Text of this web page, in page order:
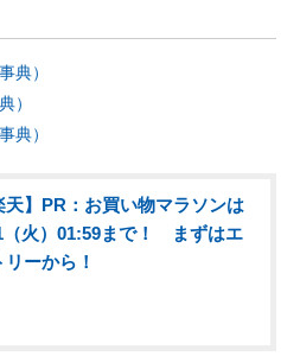
典）
）
典）
天】PR：お買い物マラソンは
（火）01:59まで！ まずはエ
リーから！